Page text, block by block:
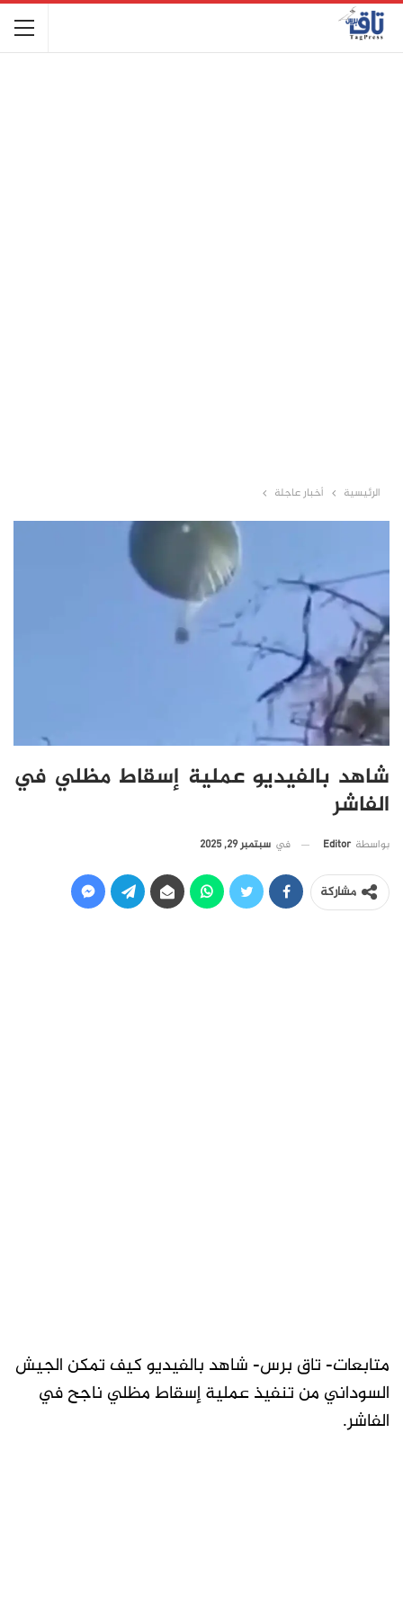
الرئيسية أخبار عاجلة
شاهد بالفيديو عملية إسقاط مظلي في
الفاشر
بواسطة Editor في سبتمبر 29, 2025
مشاركة
متابعات- تاق برس- شاهد بالفيديو كيف تمكن الجيش
السوداني من تنفيذ عملية إسقاط مظلي ناجح في
الفاشر.